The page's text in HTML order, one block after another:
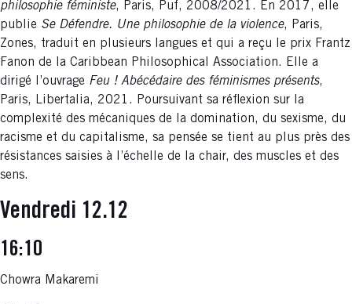
philosophie féministe, Paris, Puf, 2008/2021. En 2017, elle
publie Se Défendre. Une philosophie de la violence, Paris,
Zones, traduit en plusieurs langues et qui a reçu le prix Frantz
Fanon de la Caribbean Philosophical Association. Elle a
dirigé l’ouvrage Feu ! Abécédaire des féminismes présents,
Paris, Libertalia, 2021. Poursuivant sa réflexion sur la
complexité des mécaniques de la domination, du sexisme, du
racisme et du capitalisme, sa pensée se tient au plus près des
résistances saisies à l’échelle de la chair, des muscles et des
sens.
Vendredi 12.12
16:10
Chowra Makaremi